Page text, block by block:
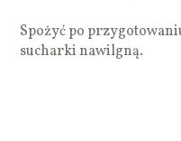
Spożyć po
sucharki nawilgną.